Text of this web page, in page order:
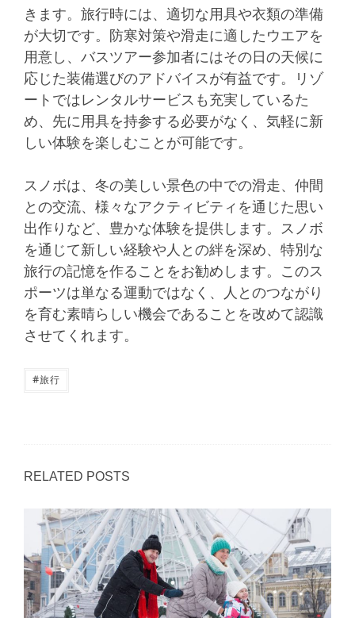
きます。旅行時には、適切な用具や衣類の準備
が大切です。防寒対策や滑走に適したウエアを
用意し、バスツアー参加者にはその日の天候に
応じた装備選びのアドバイスが有益です。リゾ
ートではレンタルサービスも充実しているた
め、先に用具を持参する必要がなく、気軽に新
しい体験を楽しむことが可能です。
スノボは、冬の美しい景色の中での滑走、仲間
との交流、様々なアクティビティを通じた思い
出作りなど、豊かな体験を提供します。スノボ
を通じて新しい経験や人との絆を深め、特別な
旅行の記憶を作ることをお勧めします。このス
ポーツは単なる運動ではなく、人とのつながり
を育む素晴らしい機会であることを改めて認識
させてくれます。
#旅行
RELATED POSTS